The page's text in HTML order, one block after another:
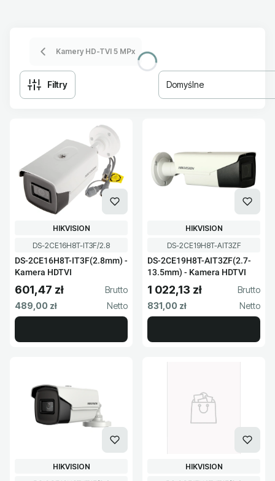
Kamery HD-TVI 5 MPx
Filtry Domyślne
Kod produktu
DS-2CE16H8T-IT3F/2.8
DS-2CE16H8T-IT3F(2.8mm) -
Kamera HDTVI
PRODUCENT
HIKVISION
Cena brutto
601,47 zł
Cena netto
489,00 zł
Kod produktu
DS-2CE19H8T-AIT3ZF
DS-2CE19H8T-AIT3ZF(2.7-
13.5mm) - Kamera HDTVI
PRODUCENT
HIKVISION
Cena brutto
1 022,13 zł
Cena netto
831,00 zł
PRODUCENT
HIKVISION PRODUCENT
HIKVISION